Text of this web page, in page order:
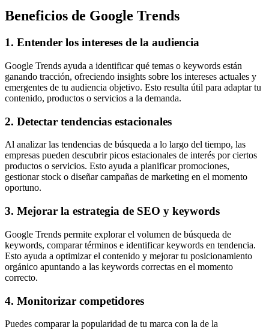
Beneficios de Google Trends
1. Entender los intereses de la audiencia
Google Trends ayuda a identificar qué temas o keywords están
ganando tracción, ofreciendo insights sobre los intereses actuales y
emergentes de tu audiencia objetivo. Esto resulta útil para adaptar tu
contenido, productos o servicios a la demanda.
2. Detectar tendencias estacionales
Al analizar las tendencias de búsqueda a lo largo del tiempo, las
empresas pueden descubrir picos estacionales de interés por ciertos
productos o servicios. Esto ayuda a planificar promociones,
gestionar stock o diseñar campañas de marketing en el momento
oportuno.
3. Mejorar la estrategia de SEO y keywords
Google Trends permite explorar el volumen de búsqueda de
keywords, comparar términos e identificar keywords en tendencia.
Esto ayuda a optimizar el contenido y mejorar tu posicionamiento
orgánico apuntando a las keywords correctas en el momento
correcto.
4. Monitorizar competidores
Puedes comparar la popularidad de tu marca con la de la